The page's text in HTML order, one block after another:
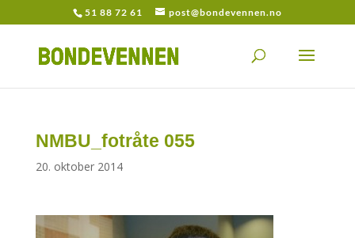
51 88 72 61 post@bondevennen.no
NMBU_fotråte 055
20. oktober 2014